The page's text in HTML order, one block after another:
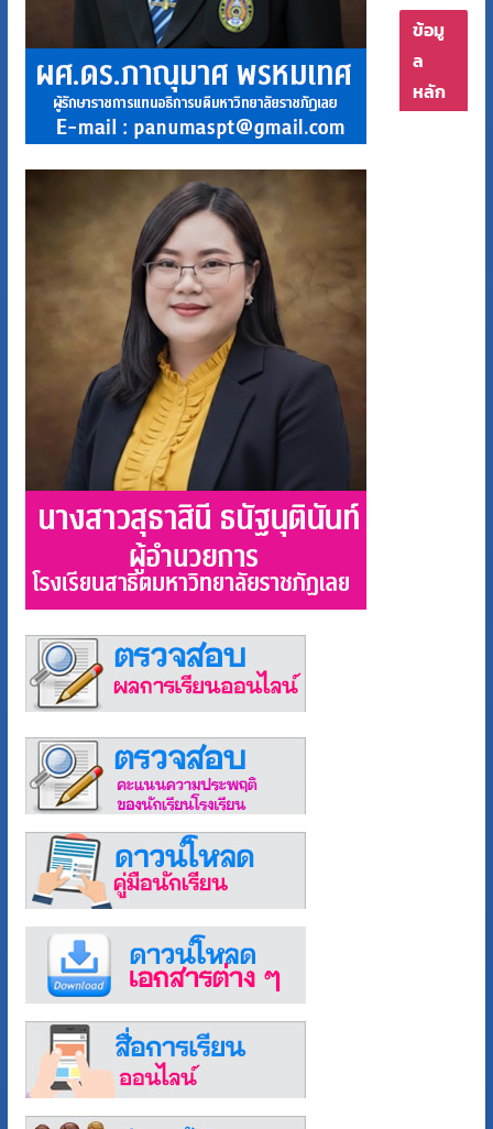
ข้อมู
ล
หลัก